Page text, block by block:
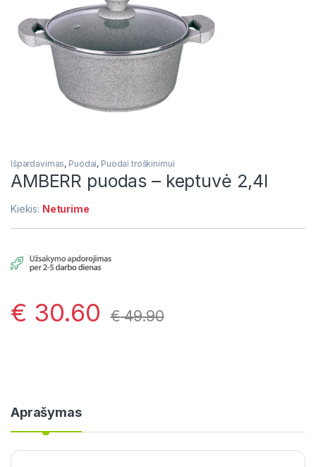
Išpardavimas, Puodai, Puodai troškinimui
AMBERR puodas – keptuvė 2,4l
Kiekis: Neturime
€ 30.60 €49.90
Aprašymas